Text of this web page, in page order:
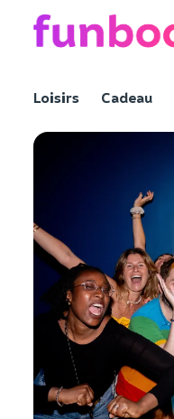
Loisirs Cadeau